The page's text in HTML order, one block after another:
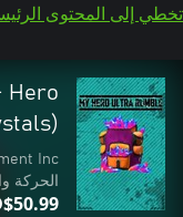
تخطي إلى المحتوى
Hero
Inc.
الحركة